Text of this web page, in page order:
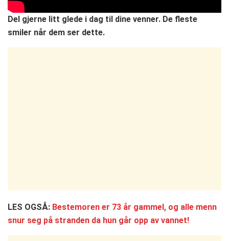
Del gjerne litt glede i dag til dine venner. De fleste
smiler når dem ser dette.
LES OGSÅ: Bestemoren er 73 år gammel, og alle menn
snur seg på stranden da hun går opp av vannet!